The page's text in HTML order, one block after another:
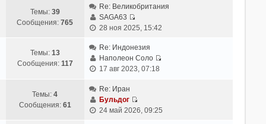
о
л
д
н
е
о
р
й
и
к
п
л
е
Темы: 39
Сообщения:765
Re: Великобритания
SAGA63
П
р
е
й
к
п
28 ноя 2025, 15:42
Темы: 13
Сообщения: 117
Re: Индонезия
Наполеон Соло
й
17 авг 2023, 07:18
Темы:4
Сообщения: 61
Re: Иран
Бульдог
П
24 май 2026, 09:25